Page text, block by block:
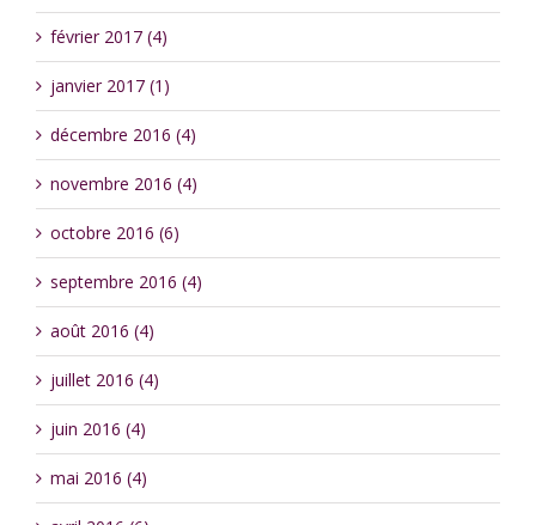
février 2017 (4)
janvier 2017 (1)
décembre 2016 (4)
novembre 2016 (4)
octobre 2016 (6)
septembre 2016 (4)
août 2016 (4)
juillet 2016 (4)
juin 2016 (4)
mai 2016 (4)